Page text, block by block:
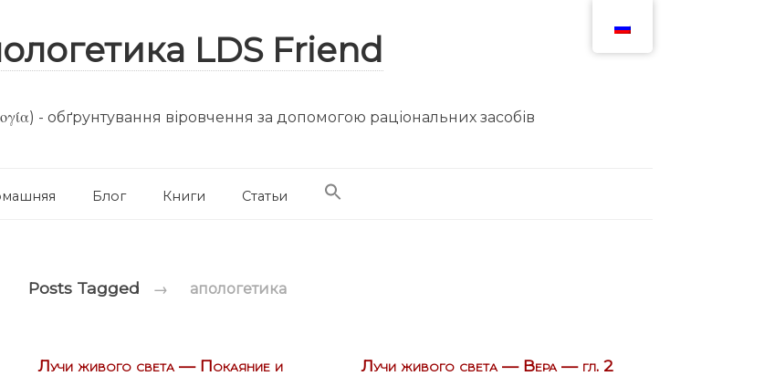
- обґрунтування віровчення за допомогою раціональних засобів
Блог Книги Статьи
Posts Tagged → апологетика
Лучи живого света — Покаяние и
Лучи живого света — Вера — гл. 2